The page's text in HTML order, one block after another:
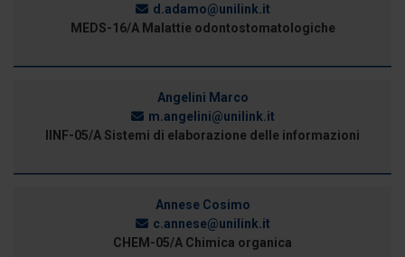
d.adamo@unilink.it
MEDS-16/A Malattie odontostomatologiche
Angelini Marco
m.angelini@unilink.it
IINF-05/A Sistemi di elaborazione delle informazioni
Annese Cosimo
c.annese@unilink.it
CHEM-05/A Chimica organica